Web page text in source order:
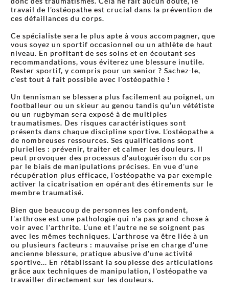
travail de l'ostéopathe est crucial dans la prévention de
ces défaillances du corps.
Ce spécialiste sera le plus apte à vous accompagner, que
vous soyez un sportif occasionnel ou un athlète de haut
niveau. En profitant de ses soins et en écoutant ses
recommandations, vous éviterez une blessure inutile.
Rester sportif, y compris pour un senior ? Sachez-le,
c'est tout à fait possible avec l'ostéopathie !
Un tennisman se blessera plus facilement au poignet, un
footballeur ou un skieur au genou tandis qu’un vététiste
ou un rugbyman sera exposé à de multiples
traumatismes. Des risques caractéristiques sont
présents dans chaque discipline sportive. L'ostéopathe a
de nombreuses ressources. Ses qualifications sont
plurielles : prévenir, traiter et calmer les douleurs. Il
peut provoquer des processus d'autoguérison du corps
par le biais de manipulations précises. En vue d'une
récupération plus efficace, l'ostéopathe va par exemple
activer la cicatrisation en opérant des étirements sur le
membre traumatisé.
Bien que beaucoup de personnes les confondent,
l'arthrose est une pathologie qui n'a pas grand-chose à
voir avec l'arthrite. L’une et l’autre ne se soignent pas
avec les mêmes techniques. L'arthrose va être liée à un
ou plusieurs facteurs : mauvaise prise en charge d'une
ancienne blessure, pratique abusive d'une activité
sportive... En rétablissant la souplesse des articulations
grâce aux techniques de manipulation, l'ostéopathe va
travailler directement sur les douleurs.